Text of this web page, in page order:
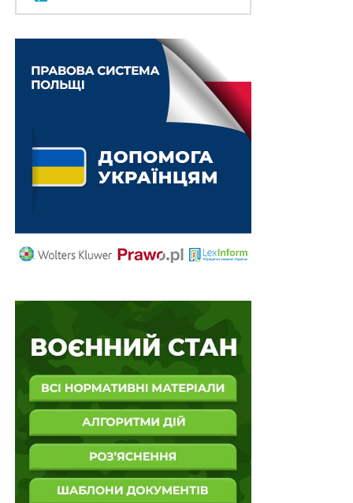
Вважається, що кожна річ, набута за час шлюбу, крім
права спільної сумісної власності подружжя. Таке
саме положення містить іст. 368ЦК України.
СК України передбачено, що
шлюбу не припиняє права спільної сумісної власності
на майно, набуте за час шлюбу
ч. 3 ст. 50Закону України «Про виконавче
установленому законом порядку заходи щодо
з’ясування належності майна боржнику на праві
Перед вирішенням питання про звернення стягнення
на нерухоме майно боржника виконавець повинен
з’ясувати питання, чи не володіє він даним
нерухомим майном спільно з іншими особами
чого вирішувати питання про визначення частки
майна боржника у майні, яким він володіє спільно з
іншими особами.
У цій справі приватний виконавець пересвідчився
лише в тому, що квартира зареєстрована на